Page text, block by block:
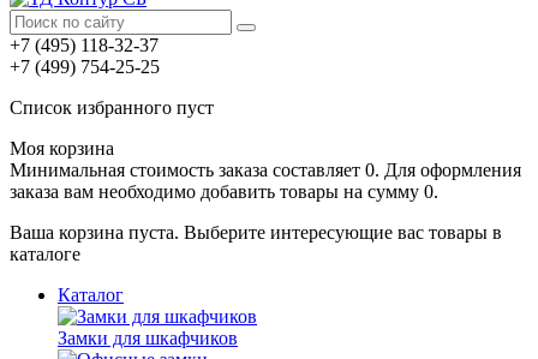
+7 (495) 118-32-37
+7 (499) 754-25-25
Список избранного пуст
Моя корзина
Минимальная стоимость заказа составляет 0. Для оформления
заказа вам необходимо добавить товары на сумму 0.
Ваша корзина пуста. Выберите интересующие вас товары в
каталоге
Каталог
Замки для шкафчиков